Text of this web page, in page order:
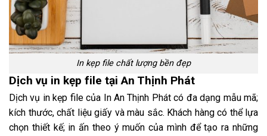
In kẹp file chất lượng bền đẹp
Dịch vụ in kẹp file tại An Thịnh Phát
Dịch vụ in kẹp file của In An Thịnh Phát có đa dạng mẫu mã;
kích thước, chất liệu giấy và màu sắc. Khách hàng có thể lựa
chọn thiết kế; in ấn theo ý muốn của mình để tạo ra những